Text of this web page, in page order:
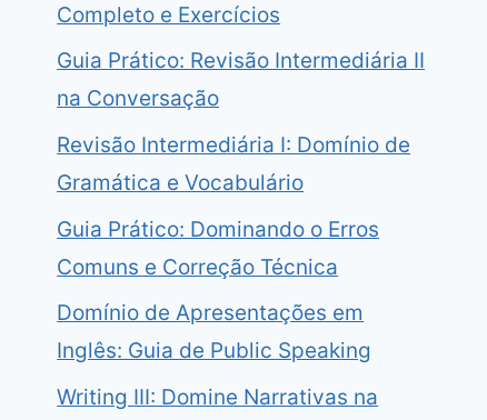
Completo e Exercícios
Guia Prático: Revisão Intermediária II
na Conversação
Revisão Intermediária I: Domínio de
Gramática e Vocabulário
Guia Prático: Dominando o Erros
Comuns e Correção Técnica
Domínio de Apresentações em
Inglês: Guia de Public Speaking
Writing III: Domine Narrativas na